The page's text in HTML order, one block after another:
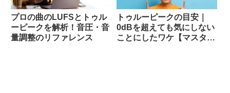
プロの曲のLUFSとトゥル
ーピークを解析！音圧・音
量調整のリファレンス
トゥルーピークの目安｜
0dBを超えても気にしない
ことにしたワケ【マスタリ